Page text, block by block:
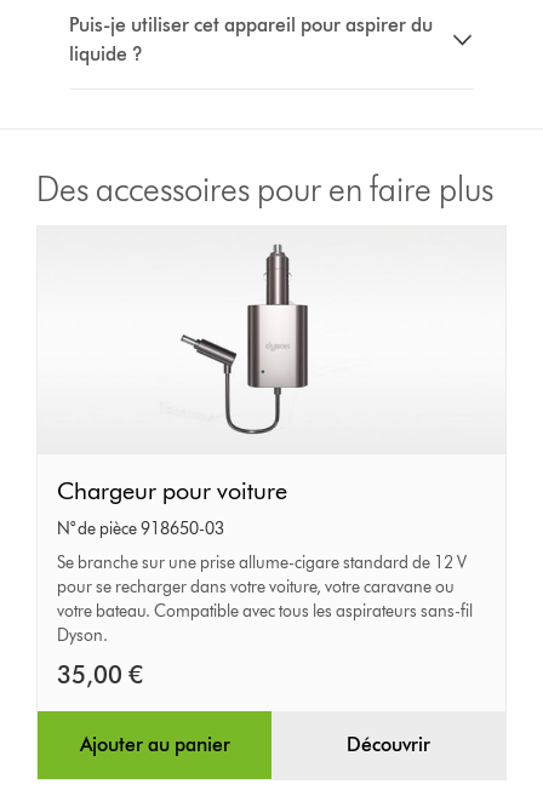
Puis-je utiliser cet appareil pour aspirer du
liquide ?
Des accessoires pour en faire plus
Chargeur
pour
voiture
Chargeur pour voiture
N° de pièce 918650-03
Se branche sur une prise allume-cigare standard de 12 V
pour se recharger dans votre voiture, votre caravane ou
votre bateau. Compatible avec tous les aspirateurs sans-fil
Dyson.
35,00 €
Ajouter au panier Découvrir